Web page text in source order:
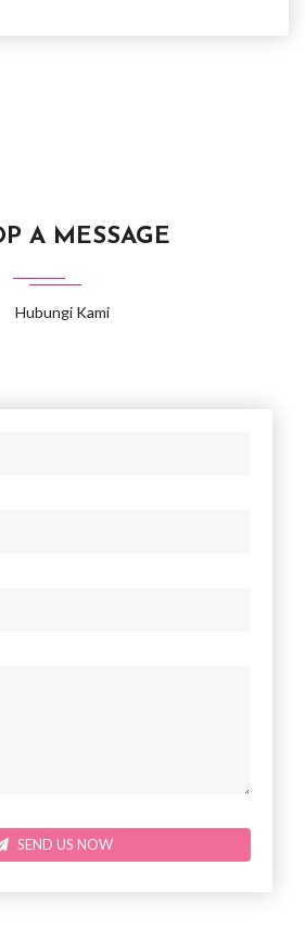
A MESSAGE
Hubungi Kami
SEND US NOW